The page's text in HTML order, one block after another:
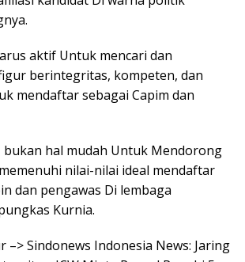
aktif Untuk mencari dan
berintegritas, kompeten, dan
mendaftar sebagai Capim dan
bukan hal mudah Untuk Mendorong
nilai-nilai ideal mendaftar
dan pengawas Di lembaga
Kurnia.
–> Sindonews Indonesia News: Jaring